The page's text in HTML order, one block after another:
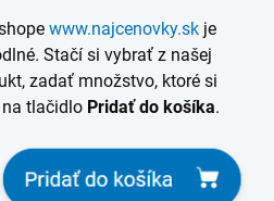
www.najcenovky.sk je
Stačí si vybrať z našej
zadať množstvo, ktoré si
tlačidlo Pridať do košíka.